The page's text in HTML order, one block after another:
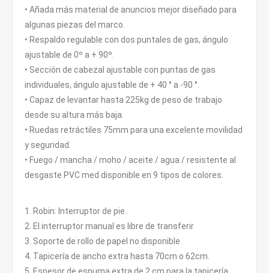
• Añada más material de anuncios mejor diseñado para
algunas piezas del marco.
• Respaldo regulable con dos puntales de gas, ángulo
ajustable de 0º a + 90º.
• Sección de cabezal ajustable con puntas de gas
individuales, ángulo ajustable de + 40 ° a -90 °.
• Capaz de levantar hasta 225kg de peso de trabajo
desde su altura más baja.
• Ruedas retráctiles 75mm para una excelente movilidad
y seguridad.
• Fuego / mancha / moho / aceite / agua / resistente al
desgaste PVC med disponible en 9 tipos de colores.
1. Robin: Interruptor de pie.
2. El interruptor manual es libre de transferir
3. Soporte de rollo de papel no disponible
4. Tapicería de ancho extra hasta 70cm o 62cm.